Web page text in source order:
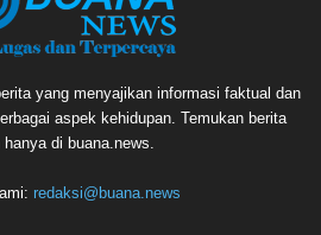
yang menyajikan informasi faktual dan
aspek kehidupan. Temukan berita
di buana.news.
redaksi@buana.news